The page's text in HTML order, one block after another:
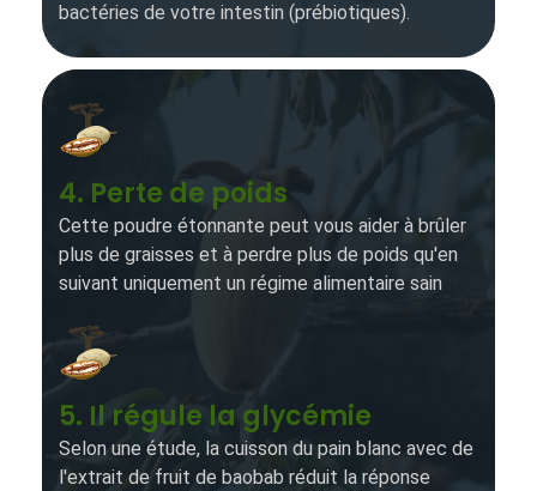
bactéries de votre intestin (prébiotiques).
4. Perte de poids
Cette poudre étonnante peut vous aider à brûler
plus de graisses et à perdre plus de poids qu'en
suivant uniquement un régime alimentaire sain
5. Il régule la glycémie
Selon une étude, la cuisson du pain blanc avec de
l'extrait de fruit de baobab réduit la réponse